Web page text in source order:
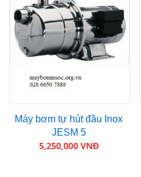
Máy bơm tự hút đầu Inox
JESM 5
5,250,000 VNĐ